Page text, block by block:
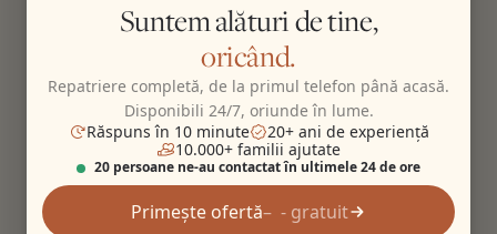
Suntem alături de tine,
oricând.
Repatriere completă, de la primul telefon până acasă.
Disponibili 24/7, oriunde în lume.
Răspuns în 10 minute
20+ ani de experiență
10.000+ familii ajutate
20 persoane ne-au contactat în ultimele 24 de ore
Primește ofertă - gratuit